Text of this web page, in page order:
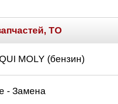
ТО
MOLY (бензин)
- Замена